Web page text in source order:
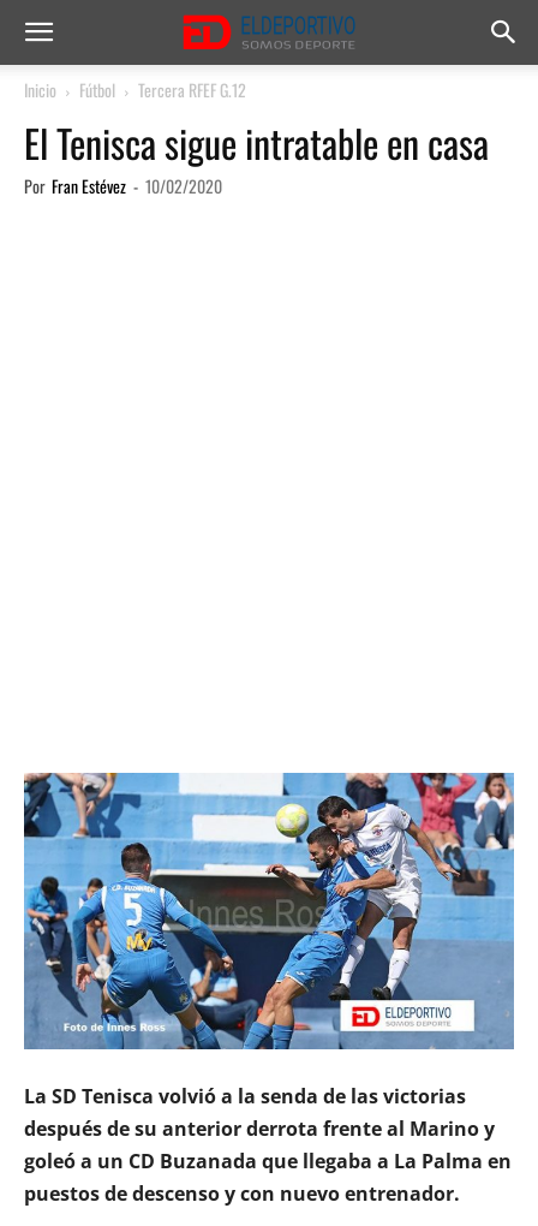
Inicio Fútbol Tercera RFEF G.12
El Tenisca sigue intratable en casa
Por Fran Estévez - 10/02/2020
La SD Tenisca volvió a la senda de las victorias
después de su anterior derrota frente al Marino y
goleó a un CD Buzanada que llegaba a La Palma en
puestos de descenso y con nuevo entrenador.